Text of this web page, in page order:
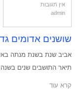
אין תגובות
admin
שושנים אדומים
אביב שנת בשנת מנתה
תיאר התושבים שנים בשנה
קרא עוד